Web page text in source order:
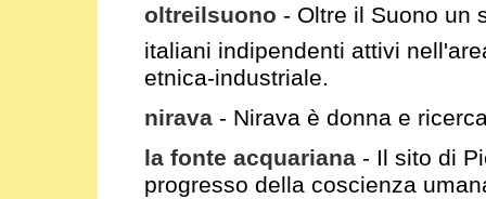
oltreilsuono - Oltre il Suono
italiani indipendenti attivi
etnica-industriale.
nirava - Nirava è donna e
la fonte acquariana - Il sito di
progresso della coscienza